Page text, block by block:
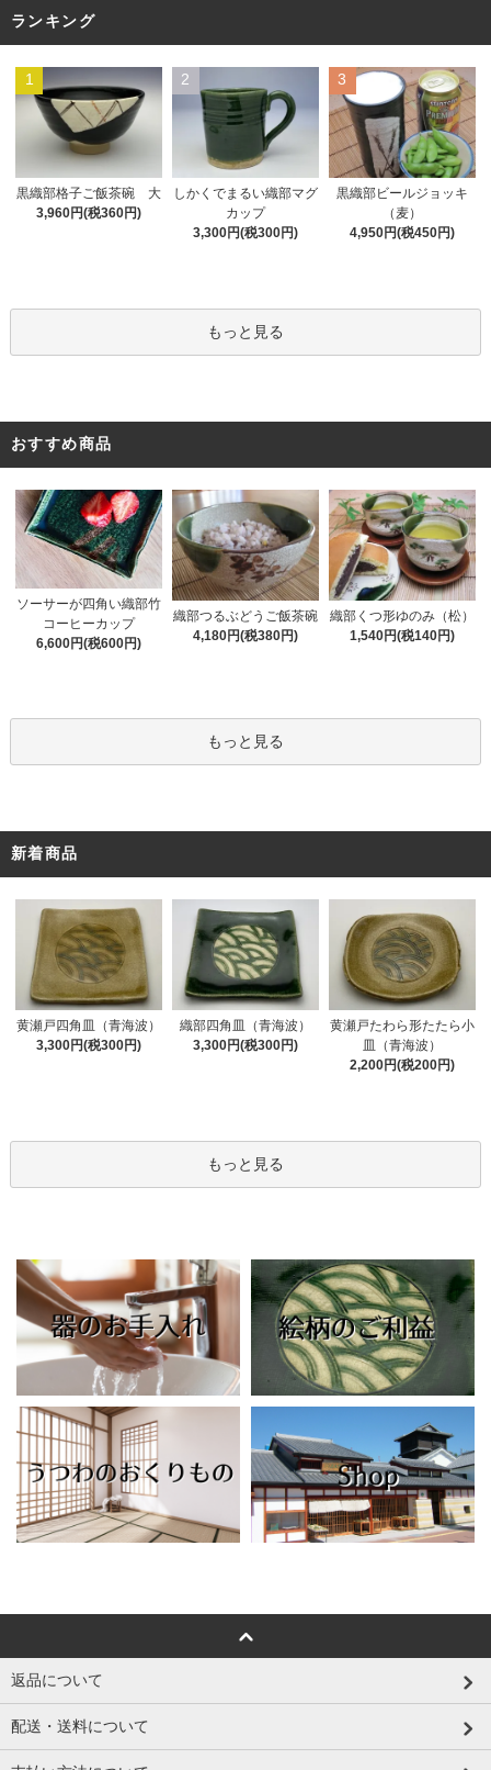
ランキング
1
黒織部格子ご飯茶碗 大
3,960円(税360円)
2
しかくでまるい織部マグ
カップ
3,300円(税300円)
3
黒織部ビールジョッキ
（麦）
4,950円(税450円)
もっと見る
おすすめ商品
ソーサーが四角い織部竹
コーヒーカップ
6,600円(税600円)
織部つるぶどうご飯茶碗
4,180円(税380円)
織部くつ形ゆのみ（松）
1,540円(税140円)
もっと見る
新着商品
黄瀬戸四角皿（青海波）
3,300円(税300円)
織部四角皿（青海波）
3,300円(税300円)
黄瀬戸たわら形たたら小
皿（青海波）
2,200円(税200円)
もっと見る
返品について
配送・送料について